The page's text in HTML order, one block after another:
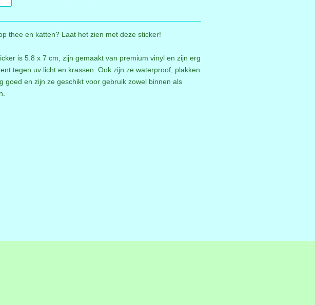
thee en katten? Laat het zien met deze sticker!
is 5.8 x 7 cm, zijn gemaakt van premium vinyl en zijn erg
tegen uv licht en krassen. Ook zijn ze waterproof, plakken
goed en zijn ze geschikt voor gebruik zowel binnen als